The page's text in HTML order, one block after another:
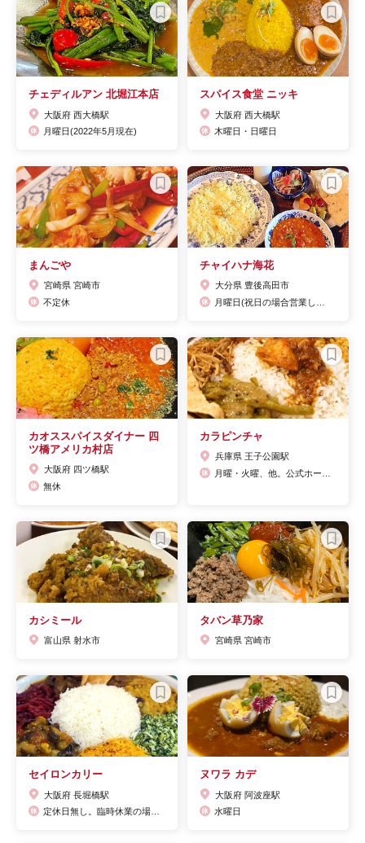
チェディルアン 北堀江本店
大阪府 西大橋駅
月曜日(2022年5月現在)
スパイス食堂 ニッキ
大阪府 西大橋駅
木曜日・日曜日
まんごや
宮崎県 宮崎市
不定休
チャイハナ海花
大分県 豊後高田市
カオススパイスダイナー 四
ツ橋アメリカ村店
大阪府 四ツ橋駅
無休
カラピンチャ
兵庫県 王子公園駅
カシミール
富山県 射水市
タバン草乃家
宮崎県 宮崎市
セイロンカリー
大阪府 長堀橋駅
ヌワラ カデ
大阪府 阿波座駅
水曜日